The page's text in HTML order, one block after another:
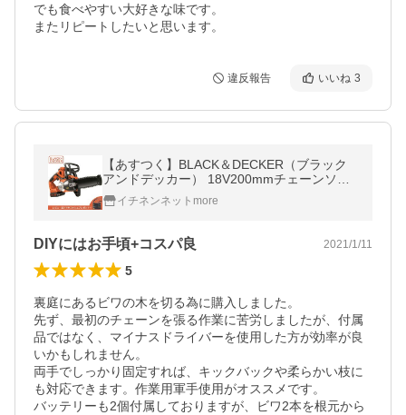
でも食べやすい大好きな味です。
またリピートしたいと思います。
違反報告 いいね 3
【あすつく】BLACK＆DECKER（ブラック
アンドデッカー） 18V200mmチェーンソー
（バッテリー2個＋急速充電器セット） GKC
1820L2
イチネンネットmore
DIYにはお手頃+コスパ良 2021/1/11
5
裏庭にあるビワの木を切る為に購入しました。
先ず、最初のチェーンを張る作業に苦労しましたが、付属
品ではなく、マイナスドライバーを使用した方が効率が良
いかもしれません。
両手でしっかり固定すれば、キックバックや柔らかい枝に
も対応できます。作業用軍手使用がオススメです。
バッテリーも2個付属しておりますが、ビワ2本を根元から